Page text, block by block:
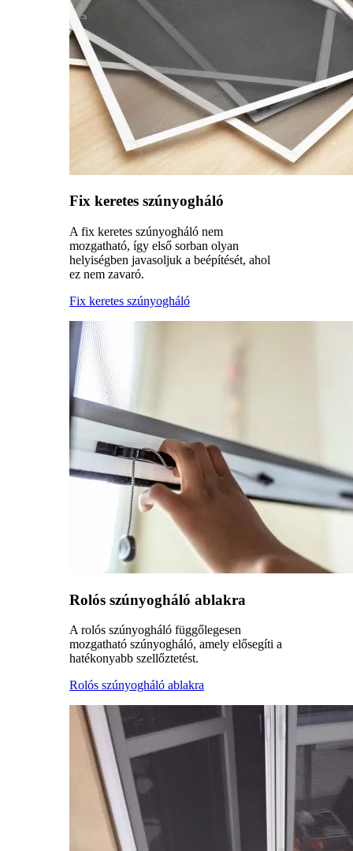
Fix keretes szúnyogháló
A fix keretes szúnyogháló nem
mozgatható, így első sorban olyan
helyiségben javasoljuk a beépítését, ahol
ez nem zavaró.
Fix keretes szúnyogháló
Rolós szúnyogháló ablakra
A rolós szúnyogháló függőlegesen
mozgatható szúnyogháló, amely elősegíti a
hatékonyabb szellőztetést.
Rolós szúnyogháló ablakra